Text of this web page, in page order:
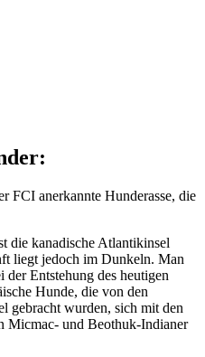
FCI anerkannte Hunderasse, die
die kanadische Atlantikinsel
liegt jedoch im Dunkeln. Man
der Entstehung des heutigen
Hunde, die von den
gebracht wurden, sich mit den
Micmac- und Beothuk-Indianer